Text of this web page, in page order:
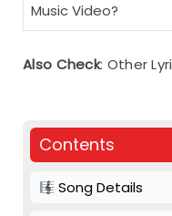
Music Video?
Also Check: Other
Contents
Song Details